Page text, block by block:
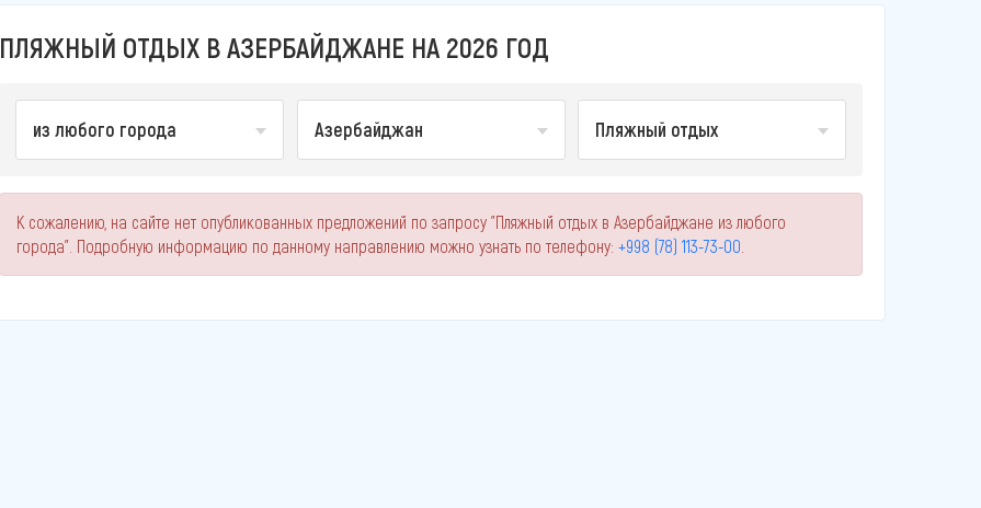
ПЛЯЖНЫЙ ОТДЫХ В АЗЕРБАЙДЖАНЕ НА 2026 ГОД
из любого города Азербайджан Пляжный отдых
К сожалению, на сайте нет опубликованных предложений по запросу "Пляжный отдых в Азербайджане из любого
города". Подробную информацию по данному направлению можно узнать по телефону: +998 (78) 113-73-00